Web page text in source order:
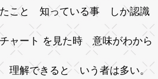
こと 知っている事 しか認識
ート を見た時 意味がわから
解できると いう者は多い。